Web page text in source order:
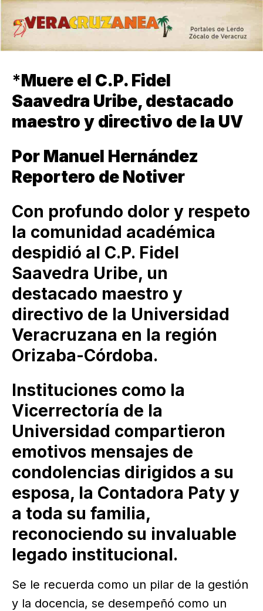
*Muere el C.P. Fidel
Saavedra Uribe, destacado
maestro y directivo de la UV
Por Manuel Hernández
Reportero de Notiver
Con profundo dolor y respeto
la comunidad académica
despidió al C.P. Fidel
Saavedra Uribe, un
destacado maestro y
directivo de la Universidad
Veracruzana en la región
Orizaba-Córdoba.
Instituciones como la
Vicerrectoría de la
Universidad compartieron
emotivos mensajes de
condolencias dirigidos a su
esposa, la Contadora Paty y
a toda su familia,
reconociendo su invaluable
legado institucional.
Se le recuerda como un pilar de la gestión
y la docencia, se desempeñó como un